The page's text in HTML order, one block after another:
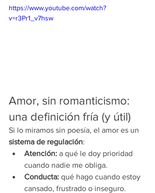
https://www.youtube.com/watch?
v=r3Pr1_v7hsw
Amor, sin romanticismo:
una definición fría (y útil)
Si lo miramos sin poesía, el amor es un
sistema de regulación:
Atención: a qué le doy prioridad
cuando nadie me obliga.
Conducta: qué hago cuando estoy
cansado, frustrado o inseguro.